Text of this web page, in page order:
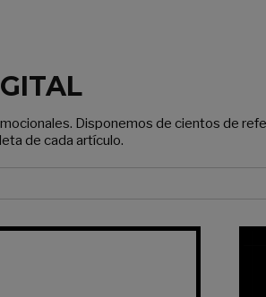
Disponemos de cientos de
de cada artículo.